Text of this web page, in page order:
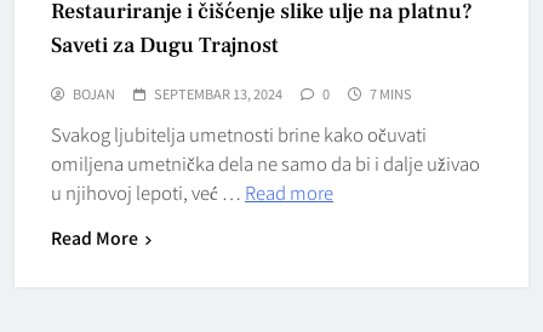
Restauriranje i čišćenje slike ulje na platnu?
Saveti za Dugu Trajnost
BOJAN SEPTEMBAR 13, 2024 0 7 MINS
Svakog ljubitelja umetnosti brine kako očuvati
omiljena umetnička dela ne samo da bi i dalje uživao
u njihovoj lepoti, već … Read more
Read More